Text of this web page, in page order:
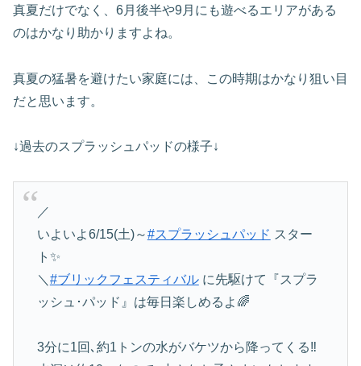
真夏だけでなく、6月後半や9月にも遊べるエリアがある
のはかなり助かりますよね。
真夏の猛暑を避けたい家庭には、この時期はかなり狙い目
だと思います。
↓過去のスプラッシュパッドの様子↓
／
いよいよ6/15(土)～#スプラッシュパッド スター
ト✨
＼ #ブリックフェスティバルに先駆けて『スプラ
ッシュ･パッド』は毎日楽しめるよ🌈
3分に1回､約1トンの水がバケツから降ってくる‼